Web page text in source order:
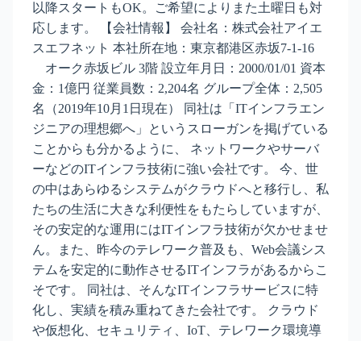
以降スタートもOK。ご希望によりまた土曜日も対
応します。 【会社情報】 会社名：株式会社アイエ
スエフネット 本社所在地：東京都港区赤坂7-1-16
オーク赤坂ビル 3階 設立年月日：2000/01/01 資本
金：1億円 従業員数：2,204名 グループ全体：2,505
名（2019年10月1日現在） 同社は「ITインフラエン
ジニアの理想郷へ」というスローガンを掲げている
ことからも分かるように、 ネットワークやサーバ
ーなどのITインフラ技術に強い会社です。 今、世
の中はあらゆるシステムがクラウドへと移行し、私
たちの生活に大きな利便性をもたらしていますが、
その安定的な運用にはITインフラ技術が欠かせませ
ん。また、昨今のテレワーク普及も、Web会議シス
テムを安定的に動作させるITインフラがあるからこ
そです。 同社は、そんなITインフラサービスに特
化し、実績を積み重ねてきた会社です。 クラウド
や仮想化、セキュリティ、IoT、テレワーク環境導